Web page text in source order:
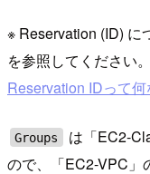
※ Reservation (ID) に
を参照してください。
Reservation IDって
Groups
は「EC2-
ので、「EC2-VPC」